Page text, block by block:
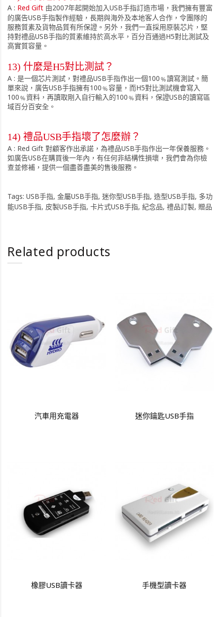
A : Red Gift 由2007年起開始加入USB手指訂造市場，我們擁有豐富
的廣告USB手指製作經驗，長期與海外及本地客人合作，令團隊的
服務質素及貨物品質有所保證。另外，我們一直採用原裝芯片，堅
持對禮品USB手指的質素維持於高水平，百分百通過H5對比測試及
高實質容量。
13) 什麼是H5對比測試？
A : 是一個芯片測試，對禮品USB手指作出一個100﹪讀寫測試。簡
單來說，廣告USB手指擁有100﹪容量，而H5對比測試機會寫入
100﹪資料，再讀取剛入自行輸入的100﹪資料，保證USB的讀寫區
域百分百安全。
14) 禮品USB手指壞了怎麼辦？
A : Red Gift 對顧客作出承諾，為禮品USB手指作出一年保養服務。
如廣告USB在購買後一年內，有任何非結構性損壞，我們會為你檢
查並修補，提供一個盡善盡美的售後服務。
Tags: USB手指, 金屬USB手指, 迷你型USB手指, 造型USB手指, 多功
能USB手指, 皮製USB手指, 卡片式USB手指, 紀念品, 禮品訂製, 贈品
Related products
汽車用充電器 迷你鑰匙USB手指
橡膠USB讀卡器 手機型讀卡器